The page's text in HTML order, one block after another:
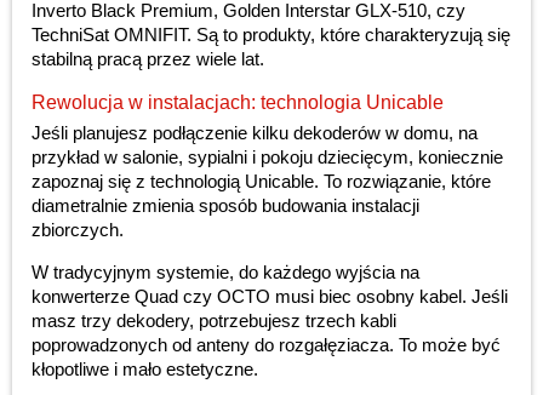
Inverto Black Premium, Golden Interstar GLX-510, czy
TechniSat OMNIFIT. Są to produkty, które charakteryzują się
stabilną pracą przez wiele lat.
Rewolucja w instalacjach: technologia Unicable
Jeśli planujesz podłączenie kilku dekoderów w domu, na
przykład w salonie, sypialni i pokoju dziecięcym, koniecznie
zapoznaj się z technologią Unicable. To rozwiązanie, które
diametralnie zmienia sposób budowania instalacji
zbiorczych.
W tradycyjnym systemie, do każdego wyjścia na
konwerterze Quad czy OCTO musi biec osobny kabel. Jeśli
masz trzy dekodery, potrzebujesz trzech kabli
poprowadzonych od anteny do rozgałęziacza. To może być
kłopotliwe i mało estetyczne.